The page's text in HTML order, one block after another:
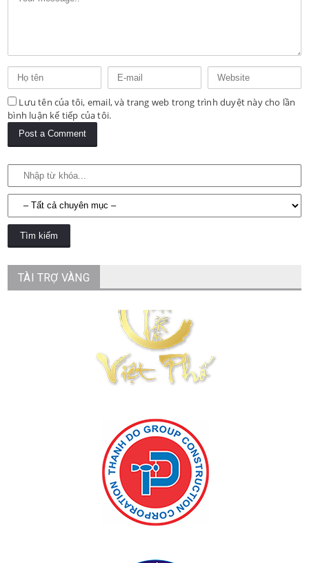
Lưu tên của tôi, email, và trang web trong trình duyệt này cho lần
bình luận kế tiếp của tôi.
TÀI TRỢ VÀNG